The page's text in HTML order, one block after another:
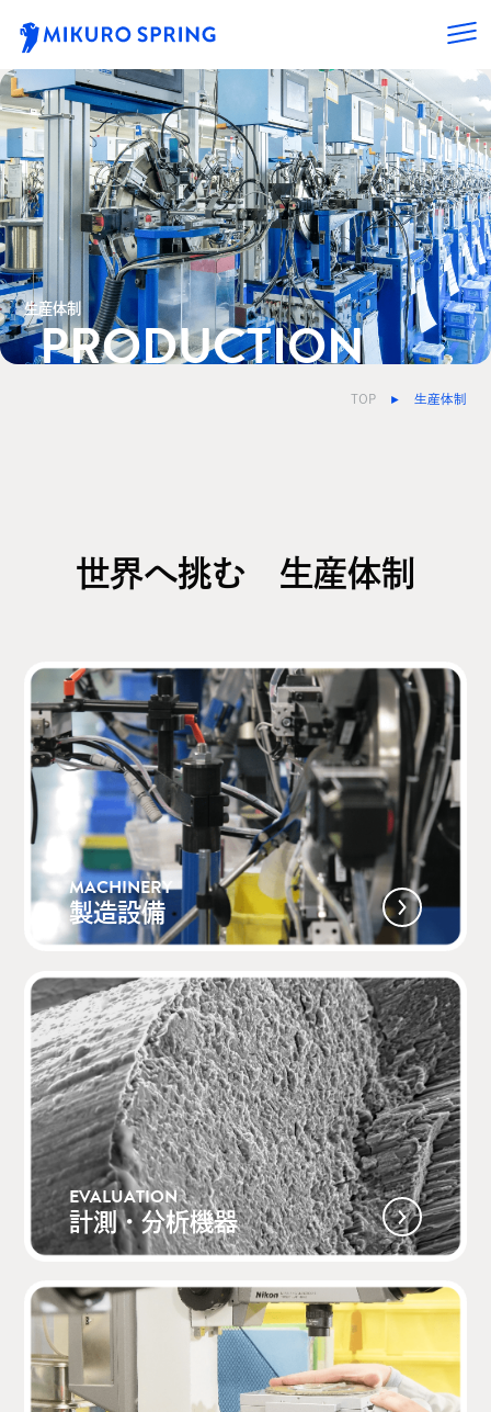
生産体制
PRODUCTION
TOP ► 生産体制
世界へ挑む 生産体制
MACHINERY
製造設備
EVALUATION
計測・分析機器